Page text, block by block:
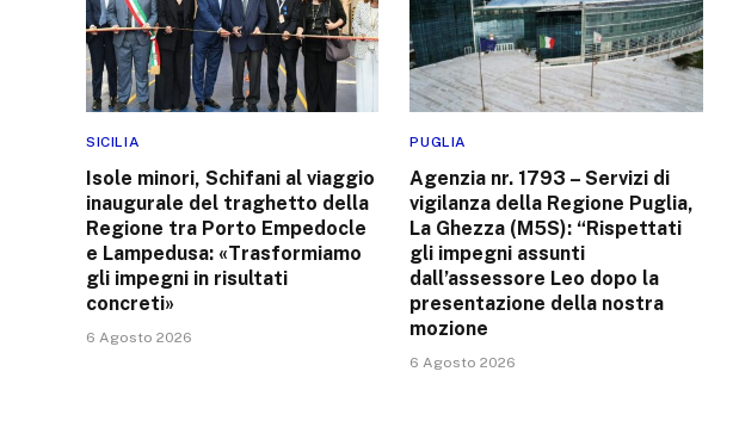
SICILIA
Isole minori, Schifani al viaggio
inaugurale del traghetto della
Regione tra Porto Empedocle
e Lampedusa: «Trasformiamo
gli impegni in risultati
concreti»
6 Agosto 2026
PUGLIA
Agenzia nr. 1793 – Servizi di
vigilanza della Regione Puglia,
La Ghezza (M5S): “Rispettati
gli impegni assunti
dall’assessore Leo dopo la
presentazione della nostra
mozione
6 Agosto 2026